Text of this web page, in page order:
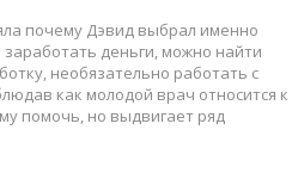
почему Дэвид выбрал именно
заработать деньги, можно найти
необязательно работать с
как молодой врач относится к
помочь, но выдвигает ряд